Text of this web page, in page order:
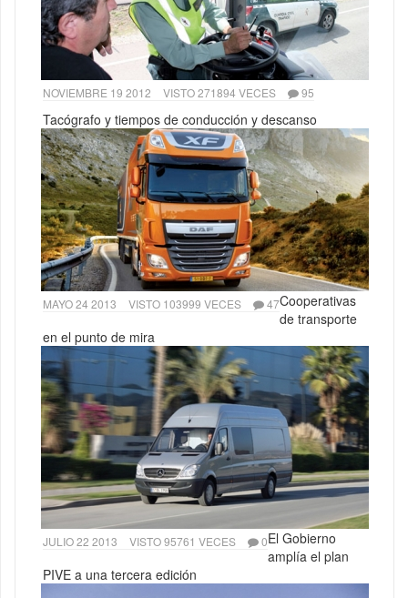
NOVIEMBRE 19 2012 VISTO 271894 VECES 95
Tacógrafo y tiempos de conducción y descanso
MAYO 24 2013 VISTO 103999 VECES 47Cooperativas
de transporte
en el punto de mira
JULIO 22 2013 VISTO 95761 VECES 0El Gobierno
amplía el plan
PIVE a una tercera edición